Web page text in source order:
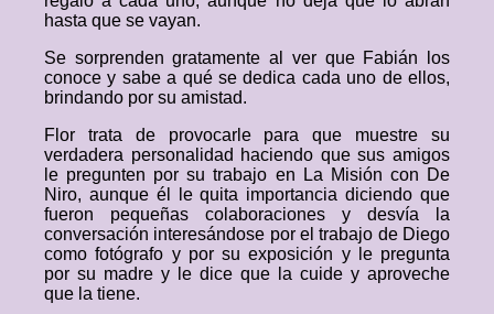
hasta que se vayan.
Se sorprenden gratamente al ver que Fabián los
conoce y sabe a qué se dedica cada uno de ellos,
brindando por su amistad.
Flor trata de provocarle para que muestre su
verdadera personalidad haciendo que sus amigos
le pregunten por su trabajo en La Misión con De
Niro, aunque él le quita importancia diciendo que
fueron pequeñas colaboraciones y desvía la
conversación interesándose por el trabajo de Diego
como fotógrafo y por su exposición y le pregunta
por su madre y le dice que la cuide y aproveche
que la tiene.